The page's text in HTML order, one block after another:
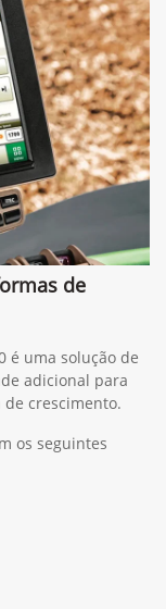
de
é uma solução de
adicional para
crescimento.
os seguintes